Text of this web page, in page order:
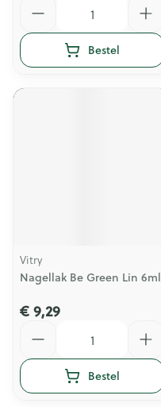
Bestel
Vitry
Nagellak Be Green Lin 6ml
€ 9,29
Bestel